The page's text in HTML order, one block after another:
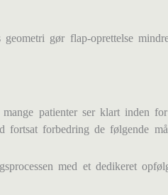
gør flap-oprettelse
patienter ser klart inden
forbedring de følgende
med et dedikeret